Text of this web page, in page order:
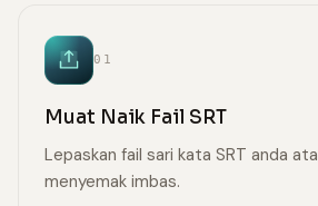
01
Muat Naik Fail SRT
Lepaskan fail sari kata SRT anda
menyemak imbas.